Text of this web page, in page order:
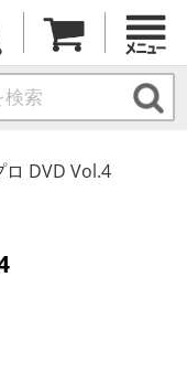
ロ DVD Vol.4